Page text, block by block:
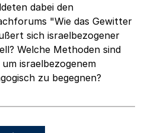
dabei den
"Wie das Gewitter
sich israelbezogener
Welche Methoden sind
israelbezogenem
zu begegnen?